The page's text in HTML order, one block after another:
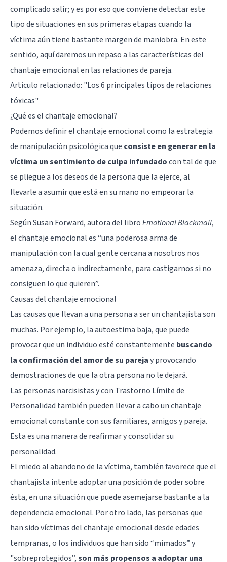
complicado salir; y es por eso que conviene detectar este
tipo de situaciones en sus primeras etapas cuando la
víctima aún tiene bastante margen de maniobra. En este
sentido, aquí daremos un repaso a las características del
chantaje emocional en las relaciones de pareja.
Artículo relacionado: "Los 6 principales tipos de relaciones
tóxicas"
¿Qué es el chantaje emocional?
Podemos definir el chantaje emocional como la estrategia
de manipulación psicológica que consiste en generar en la
víctima un sentimiento de culpa infundadocon tal de que
se pliegue a los deseos de la persona que la ejerce, al
llevarle a asumir que está en su mano no empeorar la
situación.
Según Susan Forward, autora del libroEmotional Blackmail,
el chantaje emocional es “una poderosa arma de
manipulación con la cual gente cercana a nosotros nos
amenaza, directa o indirectamente, para castigarnos si no
consiguen lo que quieren”.
Causas del chantaje emocional
Las causas que llevan a una persona a ser un chantajista son
muchas. Por ejemplo, la autoestima baja, que puede
provocar que un individuo esté constantemente buscando
la confirmación del amor de su parejay provocando
demostraciones de que la otra persona no le dejará.
Las personas narcisistasy con Trastorno Límite de
Personalidad también pueden llevar a cabo un chantaje
emocional constante con sus familiares, amigos y pareja.
Esta es una manera de reafirmar y consolidar su
personalidad.
El miedo al abandono de la víctima, también favorece que el
chantajista intente adoptar una posición de poder sobre
ésta, en una situación que puede asemejarse bastante a la
dependencia emocional. Por otro lado, las personas que
han sido víctimas del chantaje emocional desde edades
tempranas, o los individuos que han sido “mimados” y
"sobreprotegidos”,son más propensos a adoptar una